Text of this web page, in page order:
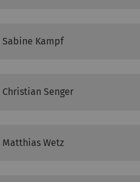
Sabine Kampf
Christian Senger
Matthias Wetz